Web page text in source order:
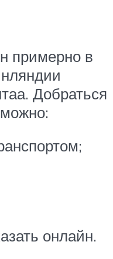
примерно в
Добраться
онлайн.